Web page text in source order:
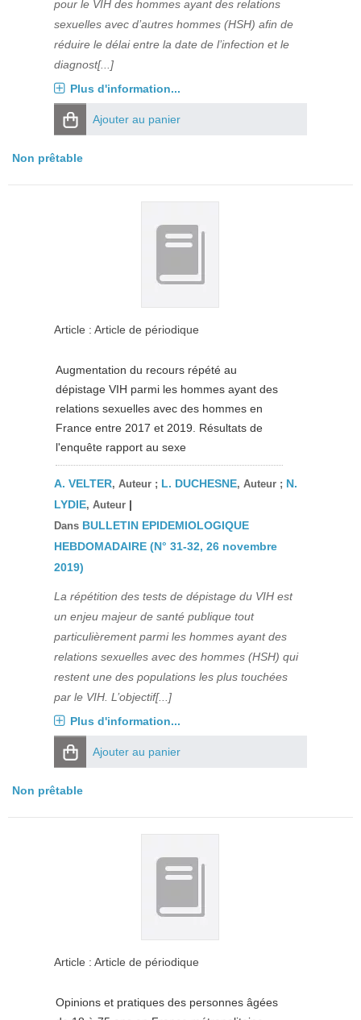
pour le VIH des hommes ayant des relations
sexuelles avec d’autres hommes (HSH) afin de
réduire le délai entre la date de l’infection et le
diagnost[...]
Plus d'information...
Ajouter au panier
Non prêtable
Article : Article de périodique
Augmentation du recours répété au
dépistage VIH parmi les hommes ayant des
relations sexuelles avec des hommes en
France entre 2017 et 2019. Résultats de
l'enquête rapport au sexe
A. VELTER, Auteur ; L. DUCHESNE, Auteur ; N.
LYDIE, Auteur |
Dans BULLETIN EPIDEMIOLOGIQUE
HEBDOMADAIRE (N° 31-32, 26 novembre
2019)
La répétition des tests de dépistage du VIH est
un enjeu majeur de santé publique tout
particulièrement parmi les hommes ayant des
relations sexuelles avec des hommes (HSH) qui
restent une des populations les plus touchées
par le VIH. L’objectif[...]
Plus d'information...
Ajouter au panier
Non prêtable
Article : Article de périodique
Opinions et pratiques des personnes âgées